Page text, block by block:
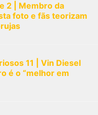
2 | Membro da
foto e fãs teorizam
11 | Vin Diesel
é o “melhor em